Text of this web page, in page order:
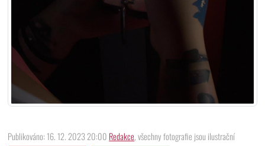
Publikováno: 16. 12. 2023 20:00 Redakce, všechny fotografie jsou ilustrační